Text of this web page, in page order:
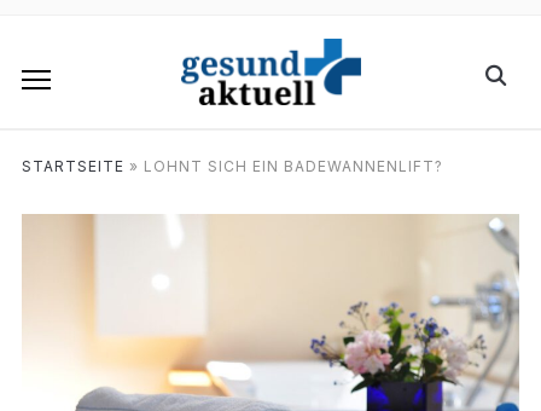
STARTSEITE » LOHNT SICH EIN BADEWANNENLIFT?